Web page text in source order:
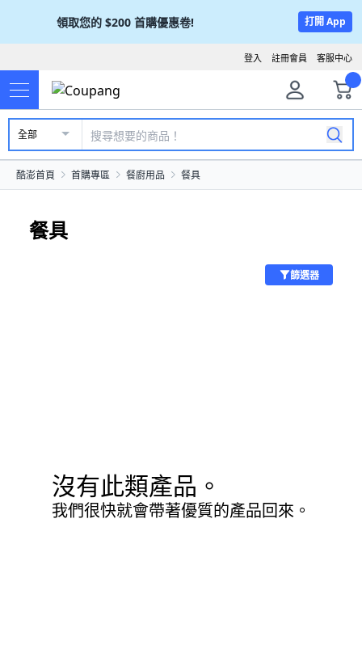
領取您的 $200 首購優惠卷! 打開 App
客服中心
註冊會員
登入
全部
酷澎首頁 首購專區 餐廚用品 餐具
餐具
篩選器
沒有此類產品。
我們很快就會帶著優質的產品回來。